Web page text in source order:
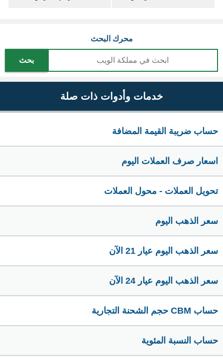
محرك البحث
بحث
خدمات وأدوات ذات صلة
حساب ضريبة القيمة المضافة
اسعار صرف العملات اليوم
تحويل العملات - محول العملات
سعر الذهب اليوم
سعر الذهب اليوم عيار 21 الآن
سعر الذهب اليوم عيار 24 الآن
حساب CBM حجم الشحنة التجارية
حساب النسبة المئوية